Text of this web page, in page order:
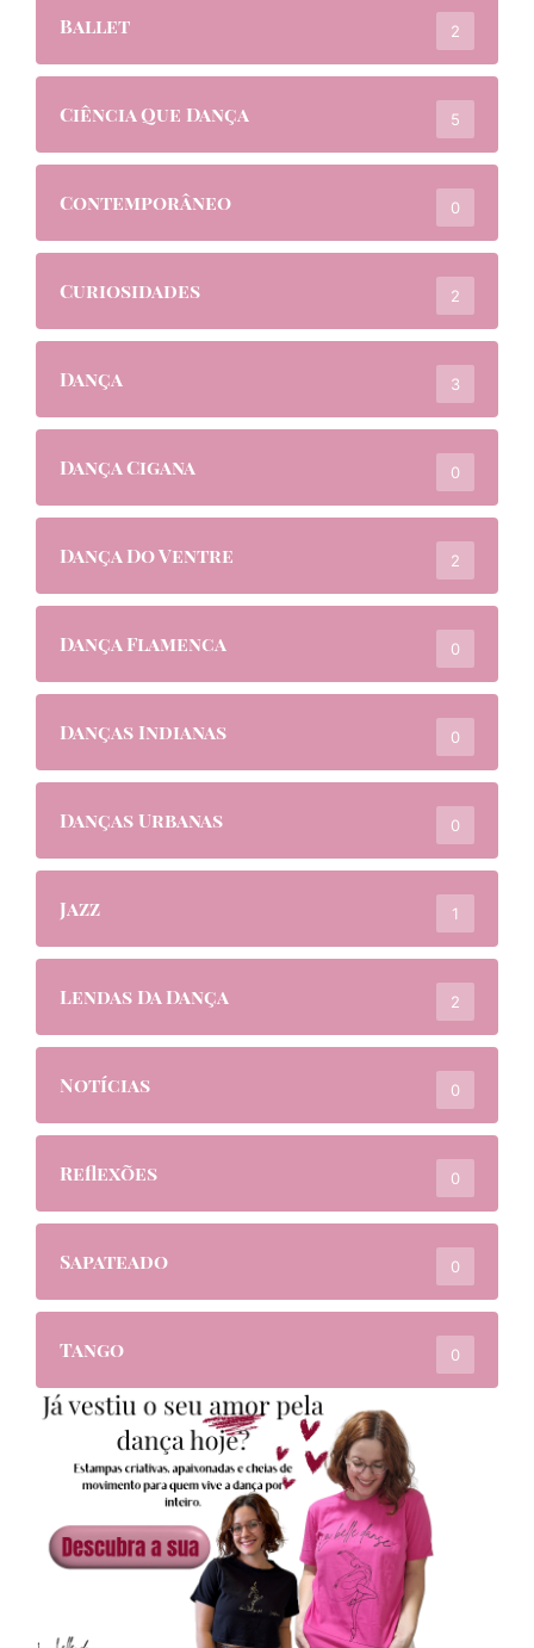
Ballet 2
Ciência Que Dança 5
Contemporâneo 0
Curiosidades 2
Dança 3
Dança Cigana 0
Dança Do Ventre 2
Dança Flamenca 0
Danças Indianas 0
Danças Urbanas 0
Jazz 1
Lendas Da Dança 2
Notícias 0
Reflexões 0
Sapateado 0
Tango 0